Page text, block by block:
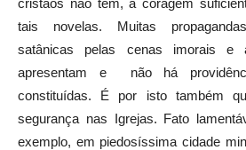
cristãos não têm, a coragem
tais novelas. Muitas
satânicas pelas cenas imorais
apresentam e não há
constituídas. É por isto também
segurança nas Igrejas. Fato
exemplo, em piedosíssima cidade